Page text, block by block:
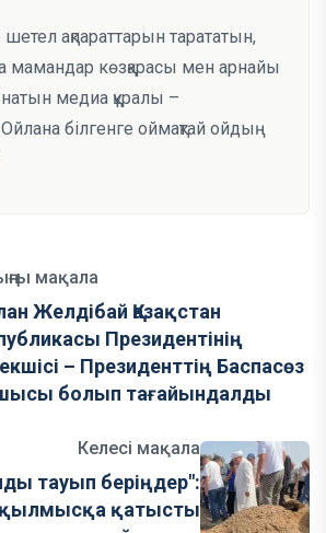
шетел ақпараттарын тарататын,
мамандар көзқарасы мен арнайы
медиа құралы –
білгенге оймақтай ойдың
мақала
Желдібай Қазақстан
Президентінің
– Президенттің Баспасөз
болып тағайындалды
Келесі мақала
тауып беріңдер":
қылмысқа қатысты